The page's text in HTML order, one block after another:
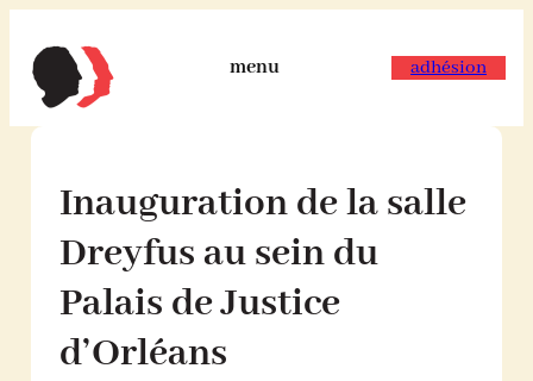
contenu
menu adhésion
Inauguration de la salle
Dreyfus au sein du
Palais de Justice
d’Orléans